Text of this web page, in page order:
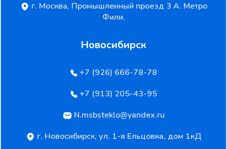
г. Москва, Промышленный проезд 3 А. Метро
Фили.
Новосибирск
+7 (926) 666-78-78
+7 (913) 205-43-95
N.msbsteklo@yandex.ru
г. Новосибирск, ул. 1-я Ельцовка, дом 1кД